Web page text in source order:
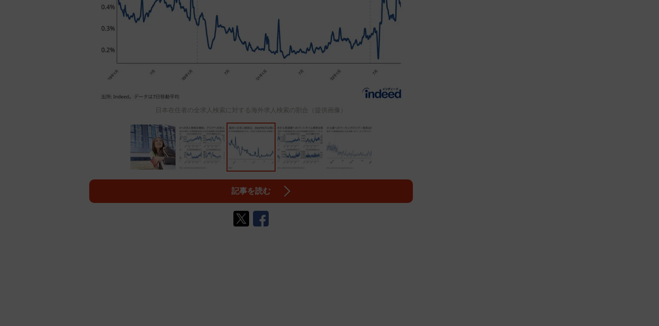
日本在住者の全求人検索に対する海外求人検索の割合（提供画像）
記事を読む